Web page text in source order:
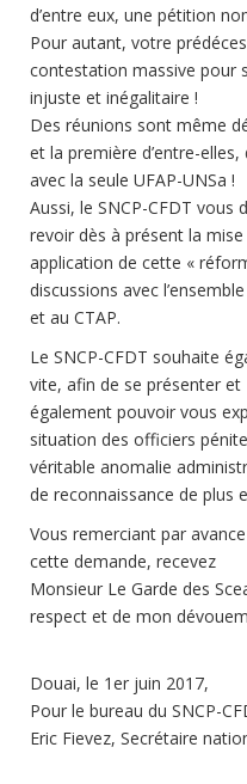
d’entre eux, une pétition
Pour autant, votre
contestation massive pour
injuste et inégalitaire !
Des réunions sont même
et la première d’entre-
avec la seule UFAP-UNSa !
Aussi, le SNCP-CFDT vous
revoir dès à présent la mise
application de cette «
discussions avec
et au CTAP.
Le SNCP-CFDT souhaite
vite, afin de se présenter et
également pouvoir vous
situation des officiers
véritable anomalie
de reconnaissance de plus
Vous remerciant par
cette demande, recevez
Monsieur Le Garde des
respect et de mon
Douai, le 1er juin 2017,
Pour le bureau du SNCP-
Eric Fievez, Secrétaire